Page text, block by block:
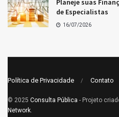
Planeje suas
de Especialistas
16/07/2026
Política de Privacidade Contato
© 2025 Consulta Pública - Projeto
Network.